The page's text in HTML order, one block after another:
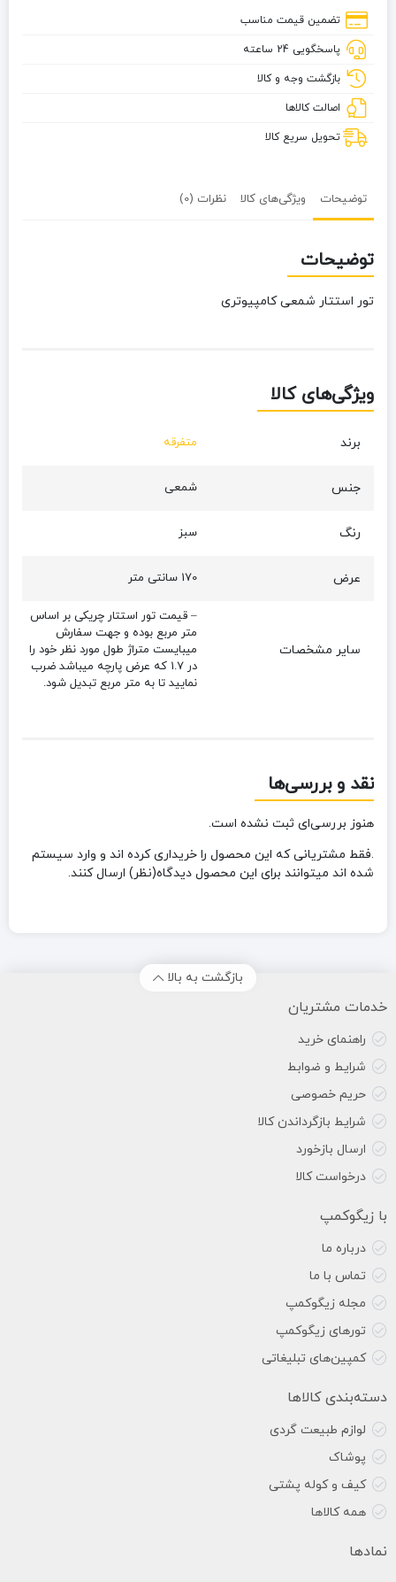
کامپیوتری
تضمین قیمت مناسب
پاسخگویی 24 ساعته
بازگشت وجه و کالا
اصالت کالاها
تحویل سریع کالا
توضیحات ویژگی‌های کالا نظرات (0)
توضیحات
تور استتار شمعی کامپیوتری
ویژگی‌های کالا
برند متفرقه
جنس شمعی
رنگ سبز
عرض 170 سانتی متر
سایر مشخصات
– قیمت تور استتار چریکی بر اساس
متر مربع بوده و جهت سفارش
میبایست متراژ طول مورد نظر خود را
در 1.7 که عرض پارچه میباشد ضرب
نمایید تا به متر مربع تبدیل شود.
نقد و بررسی‌ها
هنوز بررسی‌ای ثبت نشده است.
.فقط مشتریانی که این محصول را خریداری کرده اند و وارد سیستم
شده اند میتوانند برای این محصول دیدگاه(نظر) ارسال کنند.
بازگشت به بالا
خدمات مشتریان
راهنمای خرید
شرایط و ضوابط
حریم خصوصی
شرایط بازگرداندن کالا
ارسال بازخورد
درخواست کالا
با زیگوکمپ
درباره ما
تماس با ما
مجله زیگوکمپ
تورهای زیگوکمپ
کمپین‌های تبلیغاتی
دسته‌بندی کالاها
لوازم طبیعت گردی
پوشاک
کیف و کوله پشتی
همه کالاها
نمادها